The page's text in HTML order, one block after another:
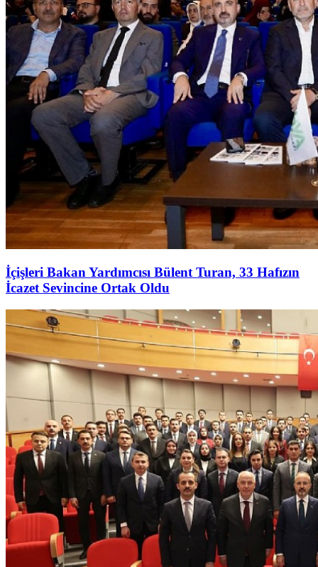
İçişleri Bakan Yardımcısı Bülent Turan, 33 Hafızın
İcazet Sevincine Ortak Oldu